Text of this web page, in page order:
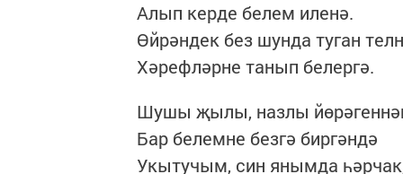
Алып керде белем иленә.
Өйрәндек без шунда туган
Хәрефләрне танып белергә.
Шушы җылы, назлы
Бар белемне безгә биргәндә
Укытучым, син янымда